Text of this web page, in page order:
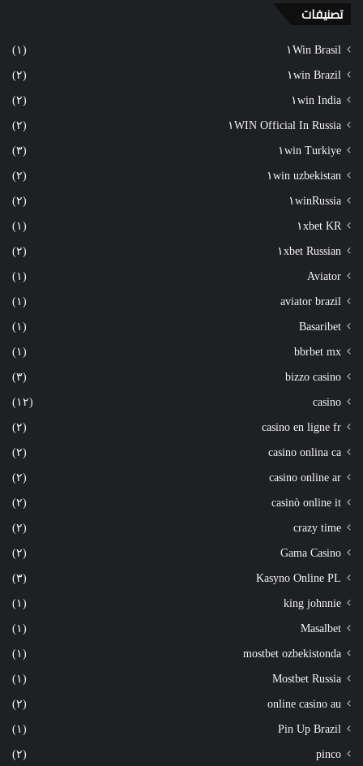
تصنيفات
١Win Brasil (١)
١win Brazil (٢)
١win India (٢)
١WIN Official In Russia (٢)
١win Turkiye (٣)
١win uzbekistan (٢)
١winRussia (٢)
١xbet KR (١)
١xbet Russian (٢)
Aviator (١)
aviator brazil (١)
Basaribet (١)
bbrbet mx (١)
bizzo casino (٣)
casino (١٢)
casino en ligne fr (٢)
casino onlina ca (٢)
casino online ar (٢)
casinò online it (٢)
crazy time (٢)
Gama Casino (٢)
Kasyno Online PL (٣)
king johnnie (١)
Masalbet (١)
mostbet ozbekistonda (١)
Mostbet Russia (١)
online casino au (٢)
Pin Up Brazil (١)
pinco (٢)